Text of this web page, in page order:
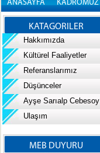
ANASAYFA KADROMUZ
KATAGORILER
Hakkımızda
Kültürel Faaliyetler
Referanslarımız
Düşünceler
Ayşe Sarıalp Cebesoy
Ulaşım
MEB DUYURU